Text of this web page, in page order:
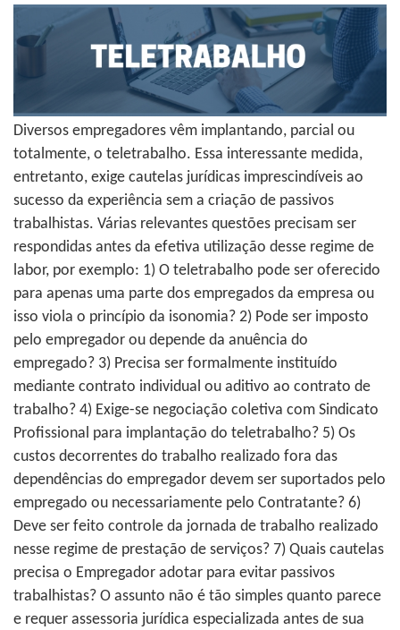
Diversos empregadores vêm implantando, parcial ou
totalmente, o teletrabalho. Essa interessante medida,
entretanto, exige cautelas jurídicas imprescindíveis ao
sucesso da experiência sem a criação de passivos
trabalhistas. Várias relevantes questões precisam ser
respondidas antes da efetiva utilização desse regime de
labor, por exemplo: 1) O teletrabalho pode ser oferecido
para apenas uma parte dos empregados da empresa ou
isso viola o princípio da isonomia? 2) Pode ser imposto
pelo empregador ou depende da anuência do
empregado? 3) Precisa ser formalmente instituído
mediante contrato individual ou aditivo ao contrato de
trabalho? 4) Exige-se negociação coletiva com Sindicato
Profissional para implantação do teletrabalho? 5) Os
custos decorrentes do trabalho realizado fora das
dependências do empregador devem ser suportados pelo
empregado ou necessariamente pelo Contratante? 6)
Deve ser feito controle da jornada de trabalho realizado
nesse regime de prestação de serviços? 7) Quais cautelas
precisa o Empregador adotar para evitar passivos
trabalhistas? O assunto não é tão simples quanto parece
e requer assessoria jurídica especializada antes de sua